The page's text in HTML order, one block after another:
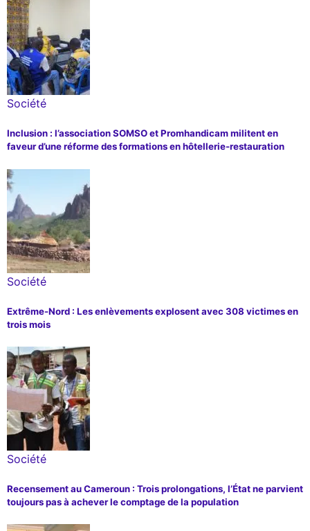
Société
Inclusion : l’association SOMSO et Promhandicam militent en
faveur d’une réforme des formations en hôtellerie-restauration
Société
Extrême-Nord : Les enlèvements explosent avec 308 victimes en
trois mois
Société
Recensement au Cameroun : Trois prolongations, l’État ne parvient
toujours pas à achever le comptage de la population